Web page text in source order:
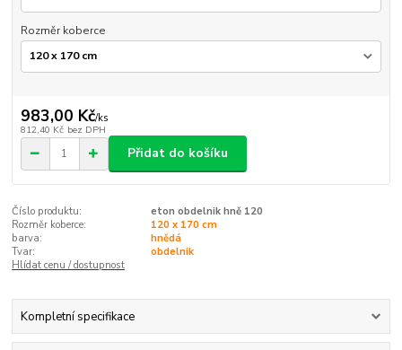
Rozměr koberce
983,00 Kč/ks
812,40 Kč bez DPH
Přidat do košíku
Číslo produktu:
eton obdelnik hně 120
Rozměr koberce:
120 x 170 cm
barva:
hnědá
Tvar:
obdelnik
Hlídat cenu / dostupnost
Kompletní specifikace